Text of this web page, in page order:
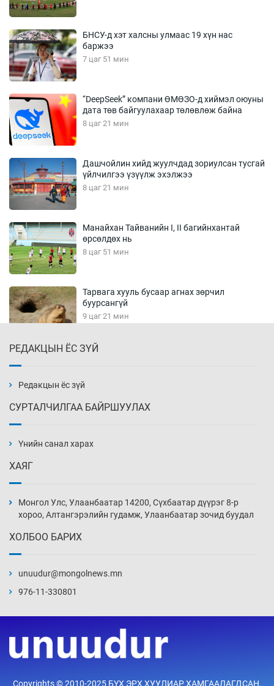
БНСУ-д хэт халсны улмаас 19 хүн нас
баржээ
7 цаг 51 мин
“DeepSeek” компани ӨМӨЗО-д хиймэл оюуны
дата төв байгуулахаар төлөвлөж байна
8 цаг 21 мин
Дашчойлин хийд жуулчдад зориулсан тусгай
үйлчилгээ үзүүлж эхэлжээ
8 цаг 21 мин
Манайхан Тайванийн I, II багийнхантай
өрсөлдөх нь
8 цаг 51 мин
Тарвага хууль бусаар агнах зөрчил
буурсангүй
9 цаг 21 мин
9 цаг 51 мин
10 цаг 21 мин
10 цаг 51 мин
хэмжээг шинэчлэн тогтоох нь
11 цаг 51 мин
РЕДАКЦЫН ЁС ЗҮЙ
Редакцын ёс зүй
СУРТАЛЧИЛГАА БАЙРШУУЛАХ
Үнийн санал харах
ХАЯГ
Монгол Улс, Улаанбаатар 14200, Сүхбаатар дүүрэг 8-р
хороо, Алтангэрэлийн гудамж, Улаанбаатар зочид буудал
ХОЛБОО БАРИХ
unuudur@mongolnews.mn
976-11-330801
Copyrights © 2010-2025 БҮХ ЭРХ ХУУЛИАР ХАМГААЛАГДСАН.